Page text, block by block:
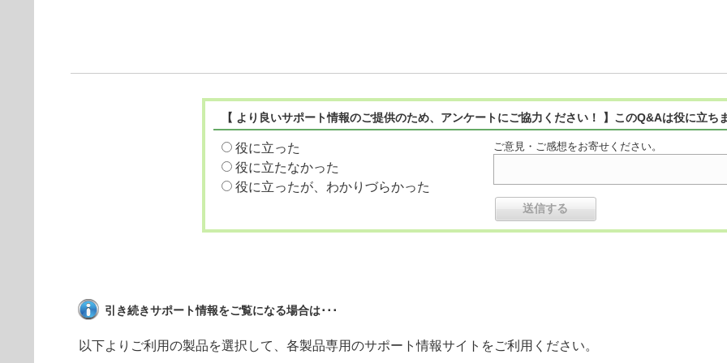
【 より良いサポート情報のご提供のため、アンケートにご協力ください！ 】このQ&Aは役に立ち
役に立った
役に立たなかった
役に立ったが、わかりづらかった
ご意見・ご感想をお寄せください。
引き続きサポート情報をご覧になる場合は･･･
以下よりご利用の製品を選択して、各製品専用のサポート情報サイトをご利用ください。